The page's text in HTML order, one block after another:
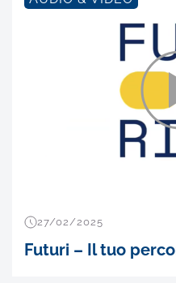
27/02/2025
Futuri – Il tuo